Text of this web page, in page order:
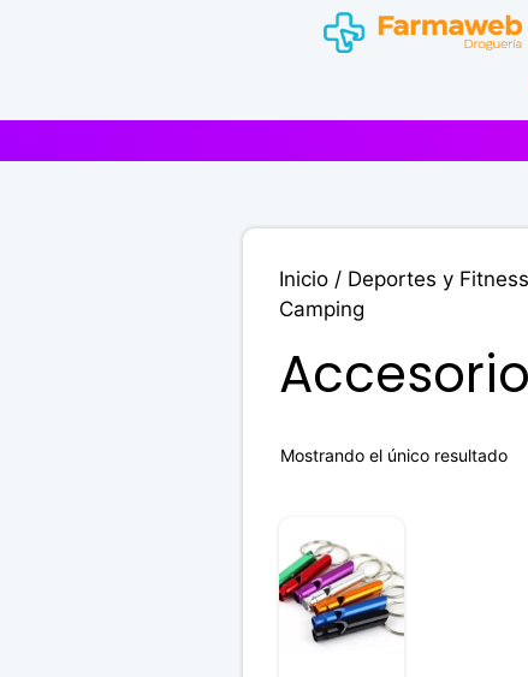
Inicio/ Deportes y Fitness
Camping
Mostrando el único resultado